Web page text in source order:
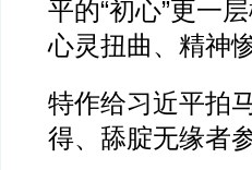
平的“初心”更一
心灵扭曲、精神
特作给习近平拍
得、舔腚无缘者参